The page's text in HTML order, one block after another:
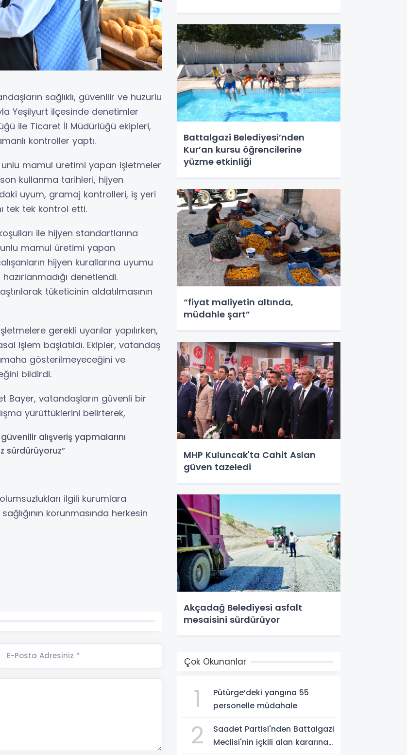
sağlıklı, güvenilir ve huzurlu
Yeşilyurt ilçesinde denetimler
ile Ticaret İl Müdürlüğü ekipleri,
kontroller yaptı.
mamul üretimi yapan işletmeler
kullanma tarihleri, hijyen
uyum, gramaj kontrolleri, iş yeri
tek tek kontrol etti.
ile hijyen standartlarına
mamul üretimi yapan
hijyen kurallarına uyumu
denetlendi.
tüketicinin aldatılmasının
gerekli uyarılar yapılırken,
işlem başlatıldı. Ekipler, vatandaş
gösterilmeyeceğini ve
bildirdi.
Bayer, vatandaşların güvenli bir
yürüttüklerini belirterek,
alışveriş yapmalarını
sürdürüyoruz”
ilgili kurumlara
korunmasında herkesin
E-Posta Adresiniz *
Battalgazi Belediyesi’nden
Kur’an kursu öğrencilerine
yüzme etkinliği
“fiyat maliyetin altında,
müdahle şart”
MHP Kuluncak'ta Cahit Aslan
güven tazeledi
Akçadağ Belediyesi asfalt
mesaisini sürdürüyor
Çok Okunanlar
1
Pütürge’deki yangına 55
personelle müdahale
2
Saadet Partisi'nden Battalgazi
Meclisi'nin içkili alan kararına